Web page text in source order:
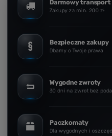
Darmowy transport
Zakupy za min. 200 zł
Bezpieczne zakupy
Dbamy o Twoje prawa
Wygodne zwroty
30 dni na zwrot bez
Paczkomaty
Dla wygodnych i